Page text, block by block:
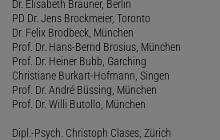
Dr. Elisabeth Brauner, Berlin
PD Dr. Jens Brockmeier, Toronto
Dr. Felix Brodbeck, München
Prof. Dr. Hans-Bernd Brosius, München
Prof. Dr. Heiner Bubb, Garching
Christiane Burkart-Hofmann, Singen
Prof. Dr. André Büssing, München
Prof. Dr. Willi Butollo, München
Dipl.-Psych. Christoph Clases, Zürich